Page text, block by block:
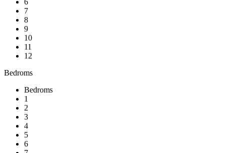
6
7
8
9
10
11
12
Bedroms
Bedroms
1
2
3
4
5
6